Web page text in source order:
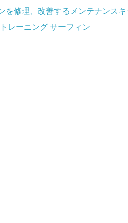
を修理、改善するメンテナンス
レーニング サーフィン